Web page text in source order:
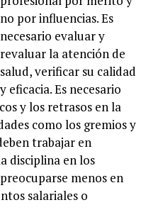
no por influencias. Es
necesario evaluar y
revaluar la atención de
salud, verificar su calidad
y eficacia. Es necesario
y los retrasos en la
como los gremios y
trabajar en
disciplina en los
menos en
salariales o